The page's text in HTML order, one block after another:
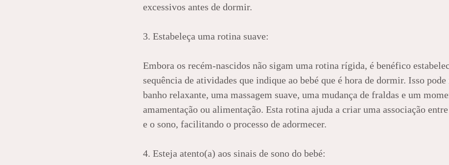
excessivos antes de dormir.
3. Estabeleça uma rotina suave:
Embora os recém-nascidos não sigam uma rotina rígida, é benéfico
sequência de atividades que indique ao bebé que é hora de dormir. Isso
banho relaxante, uma massagem suave, uma mudança de fraldas e um
amamentação ou alimentação. Esta rotina ajuda a criar uma associação
e o sono, facilitando o processo de adormecer.
4. Esteja atento(a) aos sinais de sono do bebé: